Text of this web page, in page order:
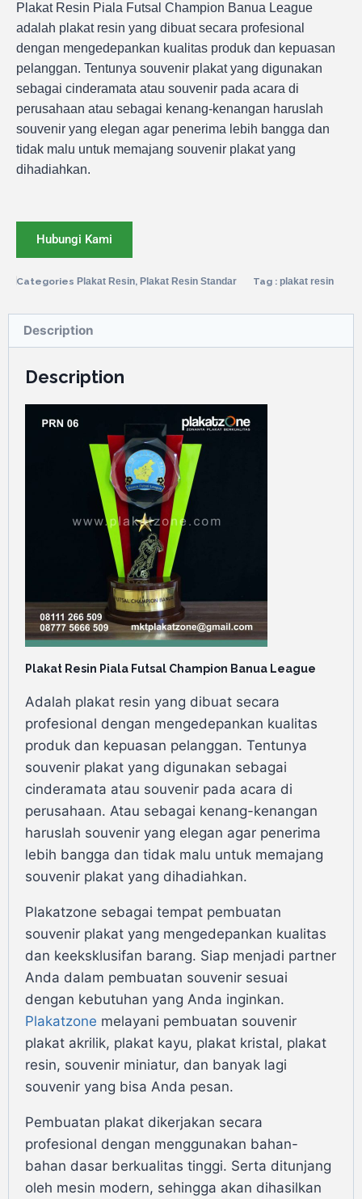
Plakat Resin Piala Futsal Champion Banua League
adalah plakat resin yang dibuat secara profesional
dengan mengedepankan kualitas produk dan kepuasan
pelanggan. Tentunya souvenir plakat yang digunakan
sebagai cinderamata atau souvenir pada acara di
perusahaan atau sebagai kenang-kenangan haruslah
souvenir yang elegan agar penerima lebih bangga dan
tidak malu untuk memajang souvenir plakat yang
dihadiahkan.
Hubungi Kami
Categories Plakat Resin, Plakat Resin Standar Tag : plakat resin
Description
Description
Plakat Resin Piala Futsal Champion Banua League
Adalah plakat resin yang dibuat secara
profesional dengan mengedepankan kualitas
produk dan kepuasan pelanggan. Tentunya
souvenir plakat yang digunakan sebagai
cinderamata atau souvenir pada acara di
perusahaan. Atau sebagai kenang-kenangan
haruslah souvenir yang elegan agar penerima
lebih bangga dan tidak malu untuk memajang
souvenir plakat yang dihadiahkan.
Plakatzone sebagai tempat pembuatan
souvenir plakat yang mengedepankan kualitas
dan keeksklusifan barang. Siap menjadi partner
Anda dalam pembuatan souvenir sesuai
dengan kebutuhan yang Anda inginkan.
Plakatzone melayani pembuatan souvenir
plakat akrilik, plakat kayu, plakat kristal, plakat
resin, souvenir miniatur, dan banyak lagi
souvenir yang bisa Anda pesan.
Pembuatan plakat dikerjakan secara
profesional dengan menggunakan bahan-
bahan dasar berkualitas tinggi. Serta ditunjang
oleh mesin modern, sehingga akan dihasilkan